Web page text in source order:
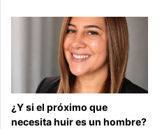
¿Y si el próximo que
necesita huir es un hombre?